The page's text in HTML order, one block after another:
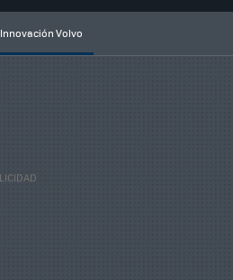
Innovación Volvo